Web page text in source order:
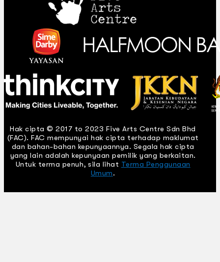
Hak cipta © 2017 to 2023 Five Arts Centre Sdn Bhd
(FAC). FAC mempunyai hak cipta terhadap maklumat
dan bahan-bahan kepunyaannya. Segala hak cipta
yang lain adalah kepunyaan pemilik yang berkaitan.
Untuk terma penuh, sila lihat Terma Penggunaan
Umum.